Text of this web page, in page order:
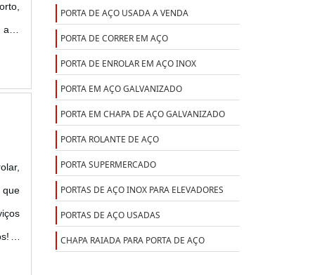
de
A
PORTA DE AÇO USADA A VENDA
PORTA DE CORRER EM AÇO
PORTA DE ENROLAR EM AÇO INOX
PORTA EM AÇO GALVANIZADO
PORTA EM CHAPA DE AÇO GALVANIZADO
PORTA ROLANTE DE AÇO
PORTA SUPERMERCADO
PORTAS DE AÇO INOX PARA ELEVADORES
PORTAS DE AÇO USADAS
CHAPA RAIADA PARA PORTA DE AÇO